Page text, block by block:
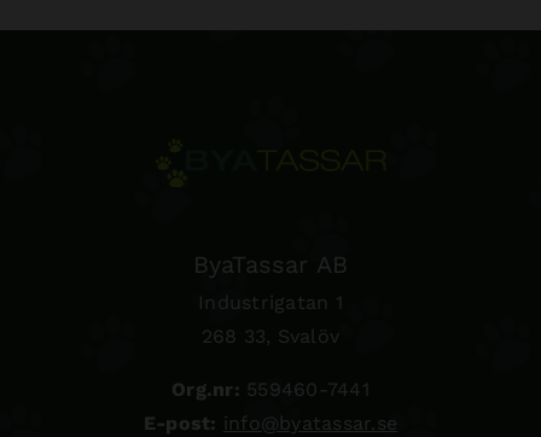
ByaTassar AB
Industrigatan 1
268 33, Svalöv
Org.nr: 559460-7441
E-post: info@byatassar.se